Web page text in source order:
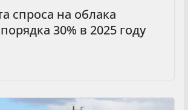
спроса на облака
30% в 2025 году